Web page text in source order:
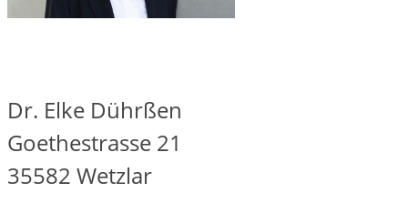
Dr. Elke Dührßen
Goethestrasse 21
35582 Wetzlar